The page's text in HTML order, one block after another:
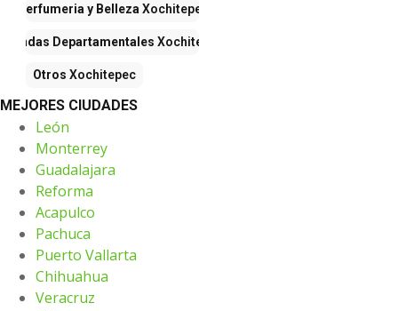
Perfumeria y Belleza Xochitepec
Tiendas Departamentales Xochitepec
Otros Xochitepec
MEJORES CIUDADES
León
Monterrey
Guadalajara
Reforma
Acapulco
Pachuca
Puerto Vallarta
Chihuahua
Veracruz